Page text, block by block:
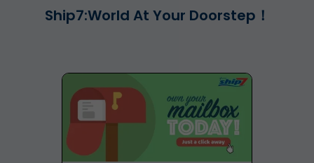
Ship7:World At Your Doorstep！